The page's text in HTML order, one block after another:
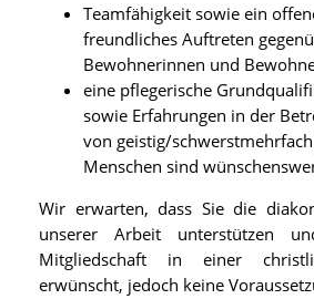
Teamfähigkeit sowie ein
freundliches Auftreten
Bewohnerinnen und
eine pflegerische
sowie Erfahrungen in der
von geistig/
Menschen sind
Wir erwarten, dass Sie die
unserer Arbeit unterstützen
Mitgliedschaft in einer
erwünscht, jedoch keine